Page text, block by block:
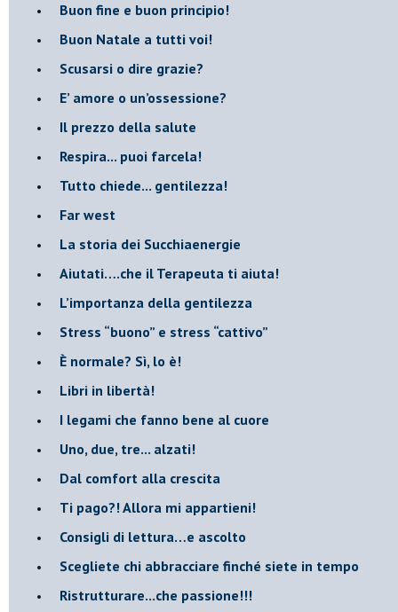
Buon fine e buon principio!
​Buon Natale a tutti voi!
​Scusarsi o dire grazie?
​E’ amore o un’ossessione?
​Il prezzo della salute
​Respira... puoi farcela!
​Tutto chiede... gentilezza!
​Far west
​La storia dei Succhiaenergie
​Aiutati….che il Terapeuta ti aiuta!
​L’importanza della gentilezza
​Stress “buono” e stress “cattivo”
​È normale? Sì, lo è!
​Libri in libertà!
​I legami che fanno bene al cuore
Uno, due, tre... alzati!​
​Dal comfort alla crescita
​Ti pago?! Allora mi appartieni!​
​Consigli di lettura…e ascolto
​Scegliete chi abbracciare finché siete in tempo
​Ristrutturare...che passione!!!